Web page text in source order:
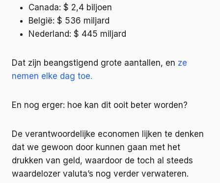
Canada: $ 2,4 biljoen
België: $ 536 miljard
Nederland: $ 445 miljard
Dat zijn beangstigend grote aantallen, en ze
nemen elke dag toe.
En nog erger: hoe kan dit ooit beter worden?
De verantwoordelijke economen lijken te denken
dat we gewoon door kunnen gaan met het
drukken van geld, waardoor de toch al steeds
waardelozer valuta’s nog verder verwateren.